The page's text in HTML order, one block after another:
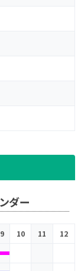
ダー
9 10 11
12